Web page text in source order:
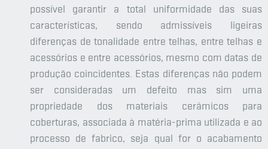
possível garantir a total uniformidade das suas
características, sendo admissíveis ligeiras
diferenças de tonalidade entre telhas, entre telhas e
acessórios e entre acessórios, mesmo com datas de
produção coincidentes. Estas diferenças não podem
ser consideradas um defeito mas sim uma
propriedade dos materiais cerâmicos para
coberturas, associada à matéria-prima utilizada e ao
processo de fabrico, seja qual for o acabamento